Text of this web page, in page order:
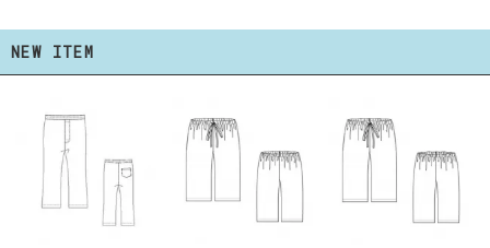
NEW ITEM